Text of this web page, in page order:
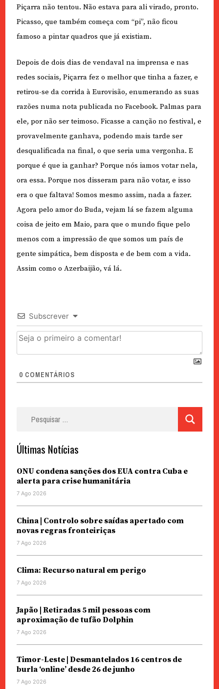
Piçarra não tentou. Não estava para ali virado, pronto.
Picasso, que também começa com “pi”, não ficou
famoso a pintar quadros que já existiam.
Depois de dois dias de vendaval na imprensa e nas
redes sociais, Piçarra fez o melhor que tinha a fazer, e
retirou-se da corrida à Eurovisão, enumerando as suas
razões numa nota publicada no Facebook. Palmas para
ele, por não ser teimoso. Ficasse a canção no festival, e
provavelmente ganhava, podendo mais tarde ser
desqualificada na final, o que seria uma vergonha. E
porque é que ia ganhar? Porque nós iamos votar nela,
ora essa. Porque nos disseram para não votar, e isso
era o que faltava! Somos mesmo assim, nada a fazer.
Agora pelo amor do Buda, vejam lá se fazem alguma
coisa de jeito em Maio, para que o mundo fique pelo
menos com a impressão de que somos um país de
gente simpática, bem disposta e de bem com a vida.
Assim como o Azerbaijão, vá lá.
Subscrever
0 COMENTÁRIOS
Últimas Notícias
ONU condena sanções dos EUA contra Cuba e
alerta para crise humanitária
7 Ago 2026
China | Controlo sobre saídas apertado com
novas regras fronteiriças
7 Ago 2026
Clima: Recurso natural em perigo
7 Ago 2026
Japão | Retiradas 5 mil pessoas com
aproximação de tufão Dolphin
7 Ago 2026
Timor-Leste | Desmantelados 16 centros de
burla ‘online’ desde 26 de junho
7 Ago 2026